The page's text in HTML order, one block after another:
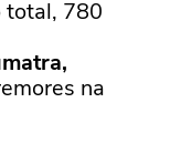
total, 780
na